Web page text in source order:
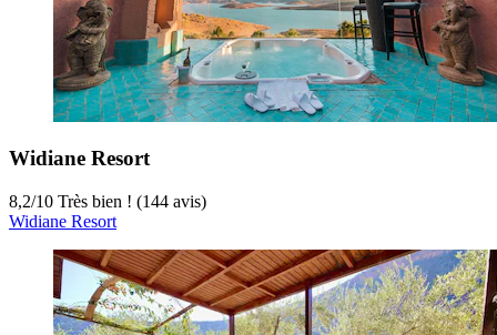
Widiane Resort
8,2/10 Très bien ! (144 avis)
Widiane Resort